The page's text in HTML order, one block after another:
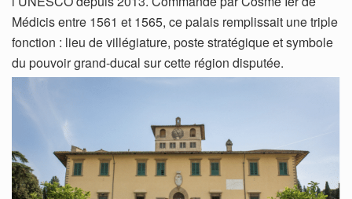
Médicis entre 1561 et 1565, ce palais remplissait une triple
fonction : lieu de villégiature, poste stratégique et symbole
du pouvoir grand-ducal sur cette région disputée.